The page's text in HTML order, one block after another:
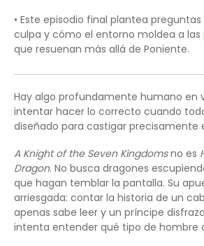
• Este episodio final plantea
culpa y cómo el entorno moldea a las
que resuenan más allá de Poniente.
Hay algo profundamente humano en
intentar hacer lo correcto cuando
diseñado para castigar precisamente
A Knight of the Seven Kingdomsno es
Dragon. No busca dragones
que hagan temblar la pantalla. Su
arriesgada: contar la historia de un
apenas sabe leer y un príncipe
intenta entender qué tipo de hombre